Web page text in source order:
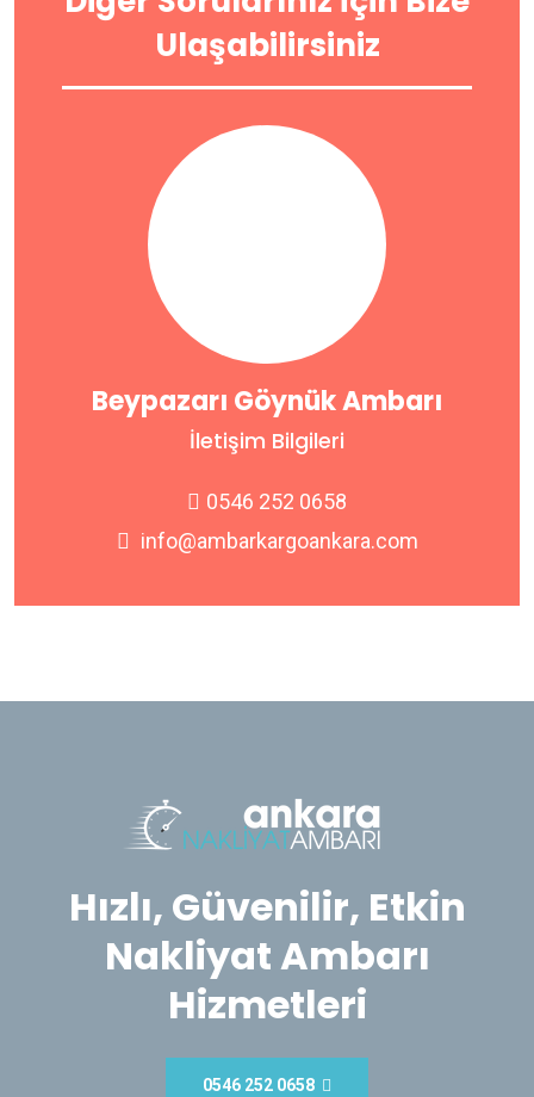
Ulaşabilirsiniz
Beypazarı Göynük Ambarı
İletişim Bilgileri
0546 252 0658
info@ambarkargoankara.com
Hızlı, Güvenilir, Etkin
Nakliyat Ambarı
Hizmetleri
0546 252 0658